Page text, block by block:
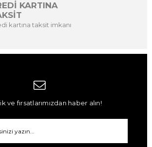
KARTINA
kartına taksit imkanı
ve fırsatlarımızdan haber alın!